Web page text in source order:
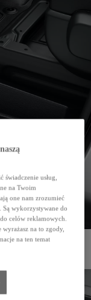
zabrudzeniami i piachem.
świadczenie usług,
na Twoim
one nam zrozumieć
Są wykorzystywane do
do celów reklamowych.
na to zgody,
na ten temat